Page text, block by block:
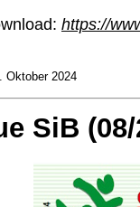
https://
Oktober 2024
SiB